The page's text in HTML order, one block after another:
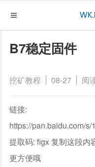
B7稳定固件
挖矿教程 08-27 阅
链接:
https://pan.baidu.com/
提取码: figx 复制这段内
更方便哦